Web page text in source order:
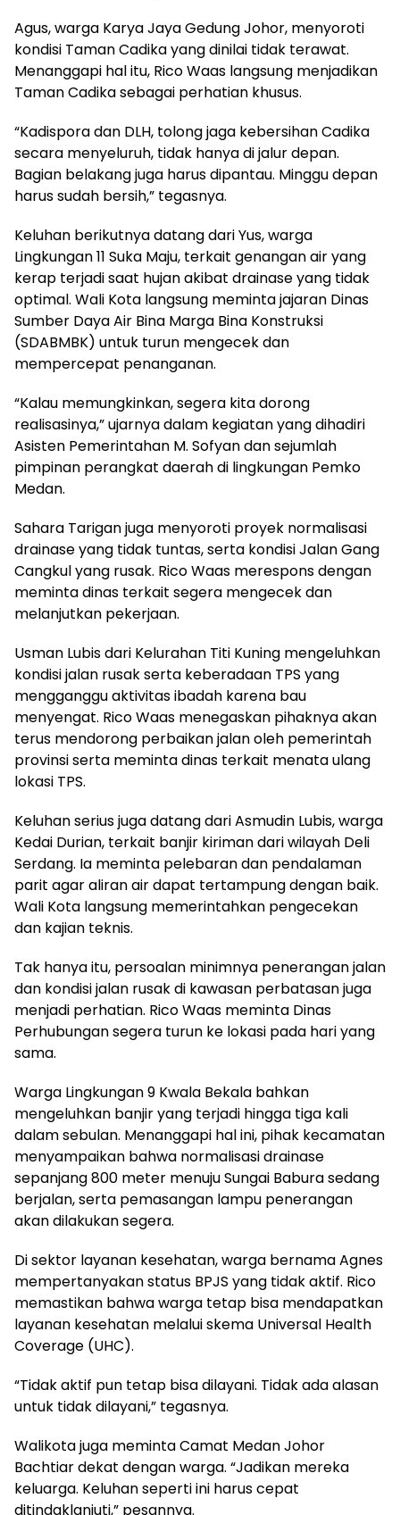
Agus, warga Karya Jaya Gedung Johor, menyoroti
kondisi Taman Cadika yang dinilai tidak terawat.
Menanggapi hal itu, Rico Waas langsung menjadikan
Taman Cadika sebagai perhatian khusus.
“Kadispora dan DLH, tolong jaga kebersihan Cadika
secara menyeluruh, tidak hanya di jalur depan.
Bagian belakang juga harus dipantau. Minggu depan
harus sudah bersih,” tegasnya.
Keluhan berikutnya datang dari Yus, warga
Lingkungan 11 Suka Maju, terkait genangan air yang
kerap terjadi saat hujan akibat drainase yang tidak
optimal. Wali Kota langsung meminta jajaran Dinas
Sumber Daya Air Bina Marga Bina Konstruksi
(SDABMBK) untuk turun mengecek dan
mempercepat penanganan.
“Kalau memungkinkan, segera kita dorong
realisasinya,” ujarnya dalam kegiatan yang dihadiri
Asisten Pemerintahan M. Sofyan dan sejumlah
pimpinan perangkat daerah di lingkungan Pemko
Medan.
Sahara Tarigan juga menyoroti proyek normalisasi
drainase yang tidak tuntas, serta kondisi Jalan Gang
Cangkul yang rusak. Rico Waas merespons dengan
meminta dinas terkait segera mengecek dan
melanjutkan pekerjaan.
Usman Lubis dari Kelurahan Titi Kuning mengeluhkan
kondisi jalan rusak serta keberadaan TPS yang
mengganggu aktivitas ibadah karena bau
menyengat. Rico Waas menegaskan pihaknya akan
terus mendorong perbaikan jalan oleh pemerintah
provinsi serta meminta dinas terkait menata ulang
lokasi TPS.
Keluhan serius juga datang dari Asmudin Lubis, warga
Kedai Durian, terkait banjir kiriman dari wilayah Deli
Serdang. Ia meminta pelebaran dan pendalaman
parit agar aliran air dapat tertampung dengan baik.
Wali Kota langsung memerintahkan pengecekan
dan kajian teknis.
Tak hanya itu, persoalan minimnya penerangan jalan
dan kondisi jalan rusak di kawasan perbatasan juga
menjadi perhatian. Rico Waas meminta Dinas
Perhubungan segera turun ke lokasi pada hari yang
sama.
Warga Lingkungan 9 Kwala Bekala bahkan
mengeluhkan banjir yang terjadi hingga tiga kali
dalam sebulan. Menanggapi hal ini, pihak kecamatan
menyampaikan bahwa normalisasi drainase
sepanjang 800 meter menuju Sungai Babura sedang
berjalan, serta pemasangan lampu penerangan
akan dilakukan segera.
Di sektor layanan kesehatan, warga bernama Agnes
mempertanyakan status BPJS yang tidak aktif. Rico
memastikan bahwa warga tetap bisa mendapatkan
layanan kesehatan melalui skema Universal Health
Coverage (UHC).
“Tidak aktif pun tetap bisa dilayani. Tidak ada alasan
untuk tidak dilayani,” tegasnya.
Walikota juga meminta Camat Medan Johor
Bachtiar dekat dengan warga. “Jadikan mereka
keluarga. Keluhan seperti ini harus cepat
ditindaklanjuti,” pesannya.